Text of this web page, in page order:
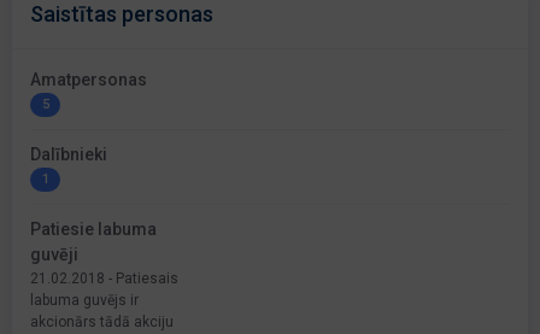
Saistītas personas
Amatpersonas
5
Dalībnieki
1
Patiesie labuma
guvēji
21.02.2018 - Patiesais
labuma guvējs ir
akcionārs tādā akciju